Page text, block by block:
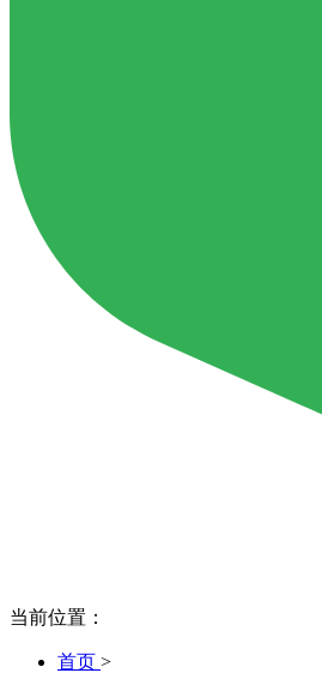
当前位置：
首页 >